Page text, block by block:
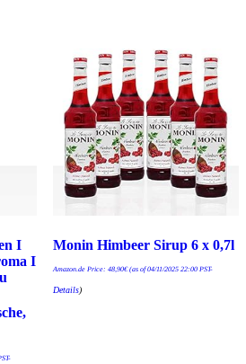
I
I
Monin Himbeer Sirup 6 x 0,7l
Amazon.de Price: 48,90€(as of 04/11/2025 22:00 PST-
Details)